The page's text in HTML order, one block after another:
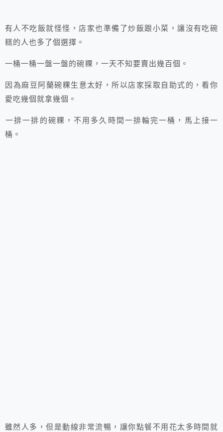
有人不吃飯就怪怪，店家也準備了炒飯跟小菜，讓沒有吃碗
糕的人也多了個選擇。
一桶一桶一盤一盤的碗粿，一天不知要賣出幾百個。
因為麻豆阿蘭碗粿生意太好，所以店家採取自助式的，看你
愛吃幾個就拿幾個。
一排一排的碗粿，不用多久時間一排輪完一桶，馬上接一
桶。
雖然人多，但是動線非常流暢，讓你點餐不用花太多時間就